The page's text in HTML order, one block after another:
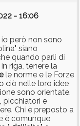
- 16:06
però non sono
siano
quando parli di
riga, tenere la
le norme e le Forze
ciò nelle loro idee
sono orientate,
picchiatori e
Chi è preposto a
è comunque